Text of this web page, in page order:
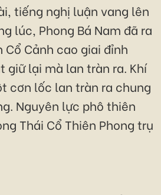
tiếng nghị luận vang lên
lúc, Phong Bá Nam đã ra
Cảnh cao giai đỉnh
giữ lại mà lan tràn ra. Khí
cơn lốc lan tràn ra chung
Nguyên lực phô thiên
Thái Cổ Thiên Phong trụ